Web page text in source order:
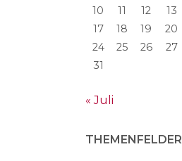
10
11 12 13
17
18 19 20
24
25 26 27
31
« Juli
THEMENFELDER